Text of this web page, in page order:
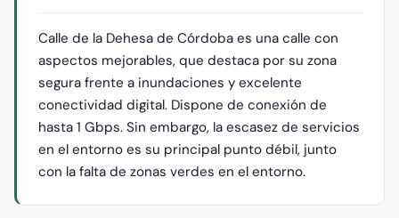
Calle de la Dehesa de Córdoba es una calle con
aspectos mejorables, que destaca por su zona
segura frente a inundaciones y excelente
conectividad digital. Dispone de conexión de
hasta 1 Gbps. Sin embargo, la escasez de servicios
en el entorno es su principal punto débil, junto
con la falta de zonas verdes en el entorno.